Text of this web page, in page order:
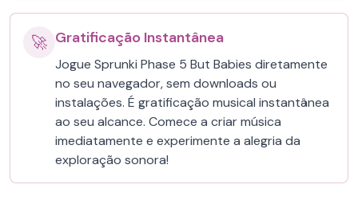
🚀 Gratificação Instantânea
Jogue Sprunki Phase 5 But Babies diretamente
no seu navegador, sem downloads ou
instalações. É gratificação musical instantânea
ao seu alcance. Comece a criar música
imediatamente e experimente a alegria da
exploração sonora!